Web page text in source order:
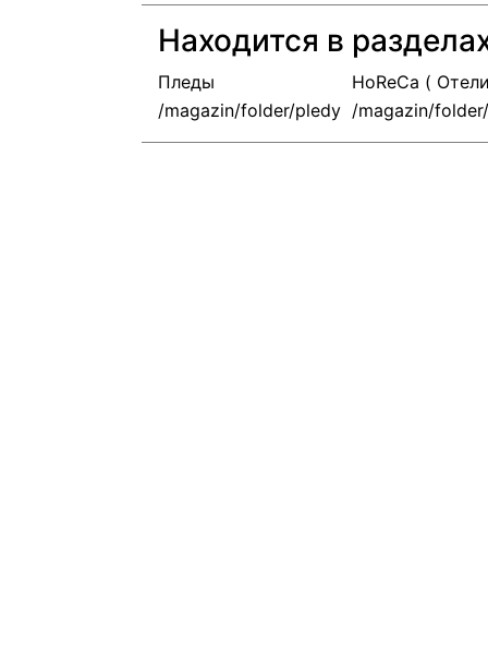
Находится в
Пледы HoReCa (